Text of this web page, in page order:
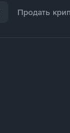
Продать